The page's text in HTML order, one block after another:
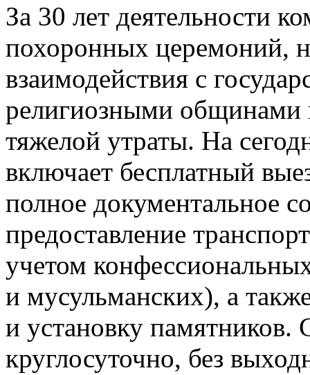
За 30 лет деятельности
похоронных церемоний,
взаимодействия с
религиозными общинами
тяжелой утраты. На
включает бесплатный
полное документальное
предоставление
учетом
и мусульманских), а
и установку памятников.
круглосуточно, без